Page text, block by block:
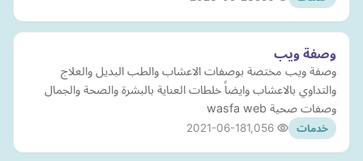
وصفة ويب
وصفة ويب مختصة بوصفات الاعشاب والطب البديل والعلاج
والتداوي بالاعشاب وايضاً خلطات العناية بالبشرة والصحة والجمال
وصفات صحية wasfa web
خدمات 2021-06-18